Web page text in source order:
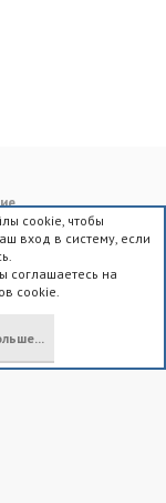
R
S
Ltd.
cookie, чтобы
вход в систему, если
соглашаетесь на
cookie.